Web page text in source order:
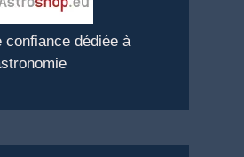
confiance dédiée à